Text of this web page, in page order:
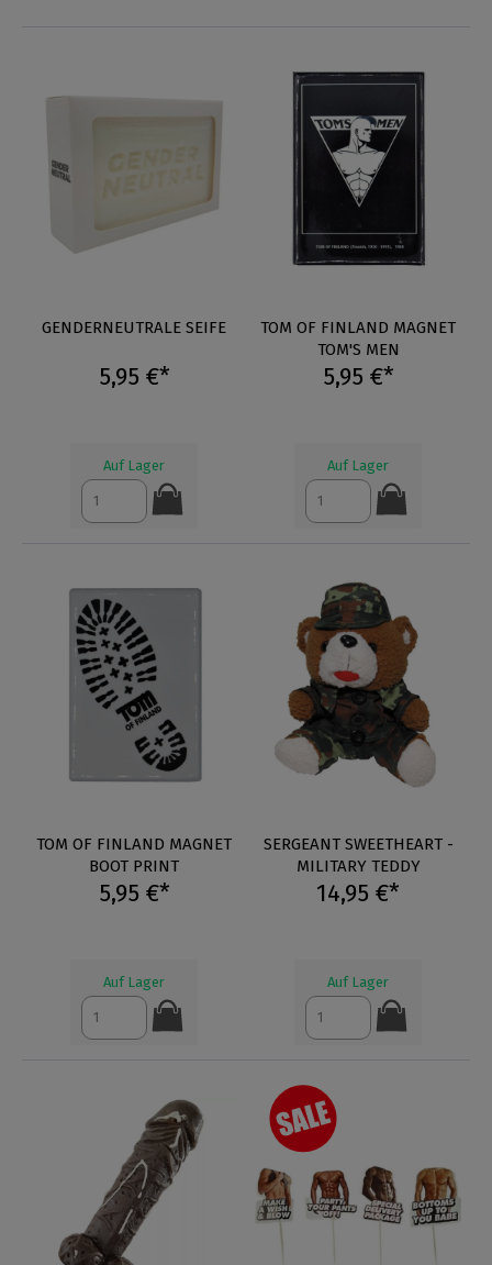
GENDERNEUTRALE SEIFE
5,95 €*
Auf Lager
TOM OF FINLAND MAGNET
TOM'S MEN
5,95 €*
Auf Lager
TOM OF FINLAND MAGNET
BOOT PRINT
5,95 €*
Auf Lager
SERGEANT SWEETHEART -
MILITARY TEDDY
14,95 €*
Auf Lager